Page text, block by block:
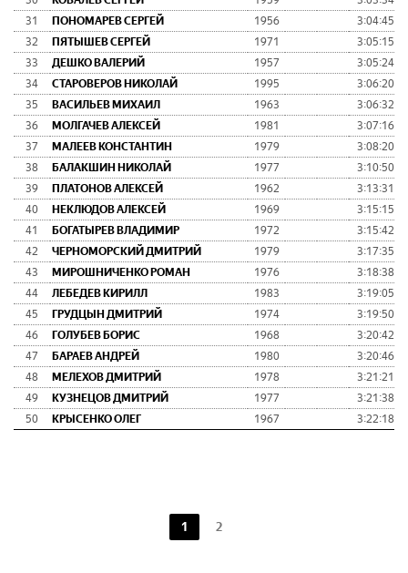
31
ПОНОМАРЕВ СЕРГЕЙ 1956
3:04:45
32
ПЯТЫШЕВ СЕРГЕЙ 1971
3:05:15
33
ДЕШКО ВАЛЕРИЙ 1957
3:05:24
34
СТАРОВЕРОВ НИКОЛАЙ 1995
3:06:20
35
ВАСИЛЬЕВ МИХАИЛ 1963
3:06:32
36
МОЛГАЧЕВ АЛЕКСЕЙ 1981
3:07:16
37
МАЛЕЕВ КОНСТАНТИН 1979
3:08:20
38
БАЛАКШИН НИКОЛАЙ 1977
3:10:50
39
ПЛАТОНОВ АЛЕКСЕЙ 1962
3:13:31
40
НЕКЛЮДОВ АЛЕКСЕЙ 1969
3:15:15
41
БОГАТЫРЕВ ВЛАДИМИР 1972
3:15:42
42
ЧЕРНОМОРСКИЙ ДМИТРИЙ 1979
3:17:35
43
МИРОШНИЧЕНКО РОМАН 1976
3:18:38
44
ЛЕБЕДЕВ КИРИЛЛ 1983
3:19:05
45
ГРУДЦЫН ДМИТРИЙ 1974
3:19:50
46
ГОЛУБЕВ БОРИС 1968
3:20:42
47
БАРАЕВ АНДРЕЙ 1980
3:20:46
48
МЕЛЕХОВ ДМИТРИЙ 1978
3:21:21
49
КУЗНЕЦОВ ДМИТРИЙ 1977
3:21:38
50
КРЫСЕНКО ОЛЕГ 1967 3:22:18
1 2